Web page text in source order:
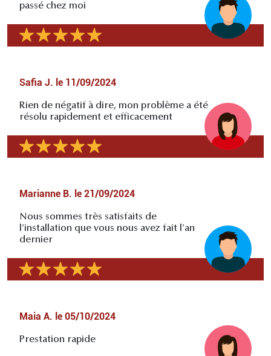
passé chez moi
Safia J. le 11/09/2024
Rien de négatif à dire, mon problème a été
résolu rapidement et efficacement
Marianne B. le 21/09/2024
Nous sommes très satisfaits de
l'installation que vous nous avez fait l'an
dernier
Maia A. le 05/10/2024
Prestation rapide